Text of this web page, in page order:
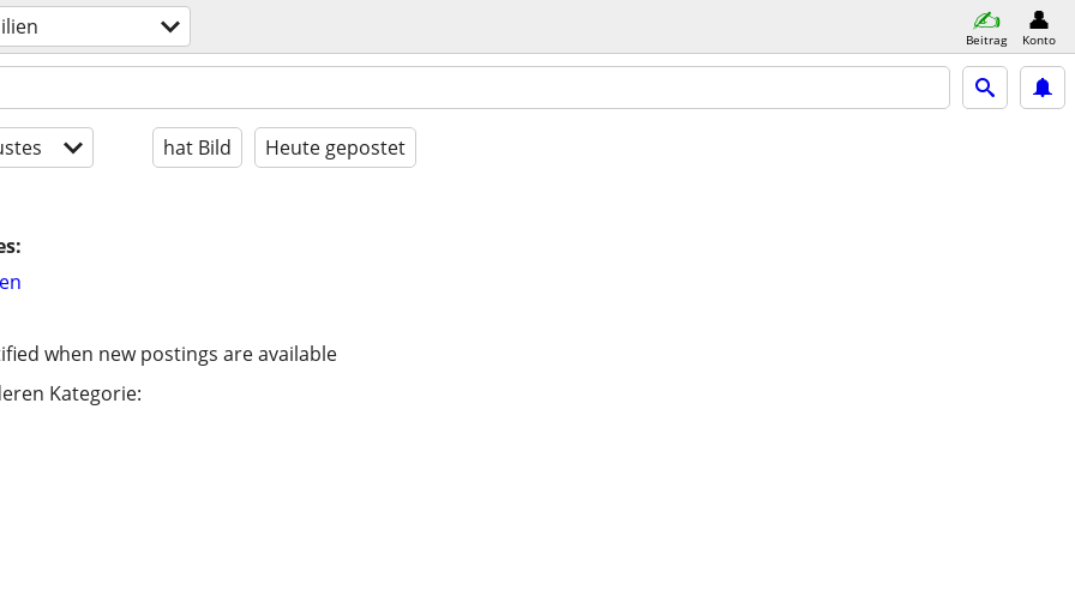
Beitrag Konto
hat Bild Heute gepostet
when new postings are available
Kategorie: